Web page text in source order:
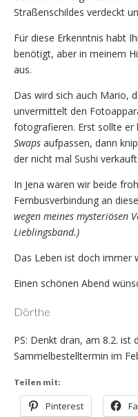
Straßenschildes verdeckt
Für diese Erkenntnis habt
benötigt, aber in meinem
aus.
Das wird sich auch Mario,
unvermittelt den
fotografieren. Erst sollte er
Swaps aufpassen, dann
der nicht mal Sushi
In Jena waren wir beide
Fernbusverbindung an
wegen meines mysteriösen
Lieblingsband.)
Das Leben ist doch immer
Einen schönen Abend
Dörthe
PS: Denkt dran, am 8.2. ist
Sammelbestelltermin im
Teilen mit:
Pinterest